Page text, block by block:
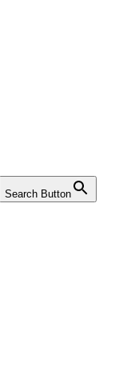
Search Button